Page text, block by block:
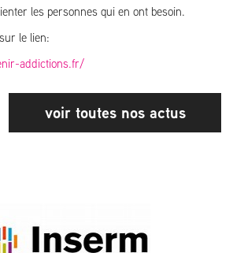
les personnes qui en ont besoin.
le lien:
addictions.fr/
voir toutes nos actus